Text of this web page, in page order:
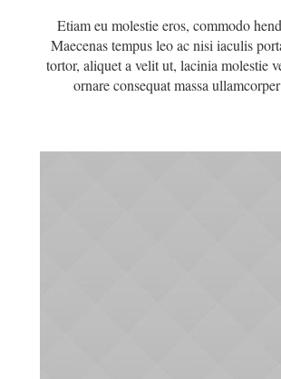
Etiam eu molestie eros, commodo
Maecenas tempus leo ac nisi iaculis
tortor, aliquet a velit ut, lacinia molestie
ornare consequat massa